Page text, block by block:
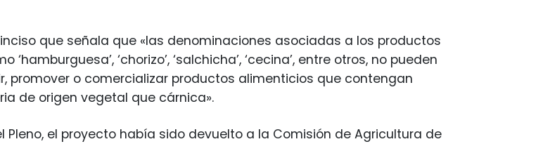
que señala que «las denominaciones asociadas a los productos
‘chorizo’, ‘salchicha’, ‘cecina’, entre otros, no pueden
promover o comercializar productos alimenticios que contengan
de origen vegetal que cárnica».
Pleno, el proyecto había sido devuelto a la Comisión de Agricultura de